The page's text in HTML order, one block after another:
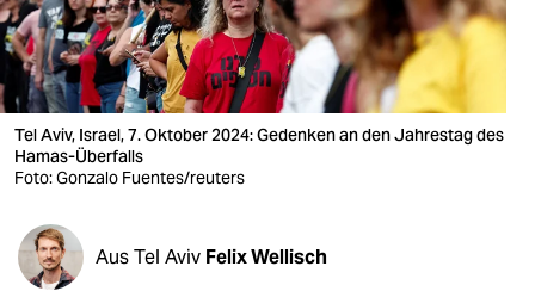
wahrheit
verlag
verlag
veranstaltungen
shop
fragen & hilfe
Tel Aviv, Israel, 7. Oktober 2024: Gedenken an den Jahrestag des
Hamas-Überfalls
Foto: Gonzalo Fuentes/reuters
Aus Tel Aviv Felix Wellisch